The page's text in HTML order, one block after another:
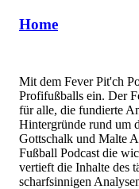
Home
Mit dem Fever Pit'ch
Profifußballs ein. Der
für alle, die fundierte
Hintergründe rund um
Gottschalk und Malte
Fußball Podcast die
vertieft die Inhalte des
scharfsinnigen